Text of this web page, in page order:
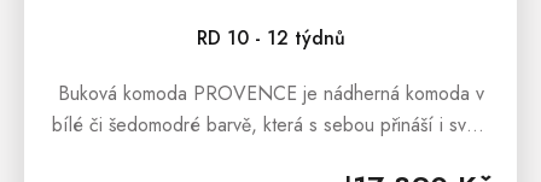
RD 10 - 12 týdnů
Buková komoda PROVENCE je nádherná komoda v
bílé či šedomodré barvě, která s sebou přináší i svěží